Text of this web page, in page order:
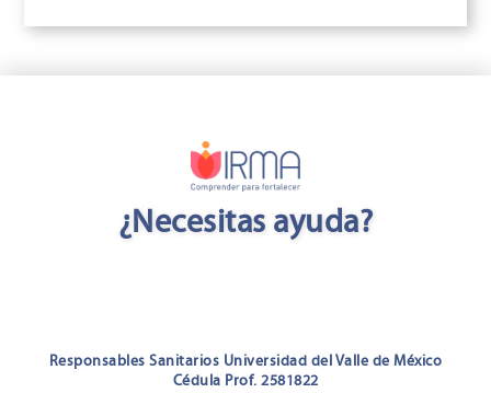
¿Necesitas ayuda?
Responsables Sanitarios Universidad del Valle de México
Cédula Prof. 2581822